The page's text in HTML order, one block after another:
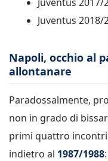
Juventus 2018/
Napoli, occhio al
allontanare
Paradossalmente,
non in grado di
primi quattro
indietro al 1987/1988: